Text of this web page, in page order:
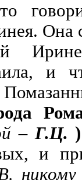
Она
и
– Г.Ц.
и